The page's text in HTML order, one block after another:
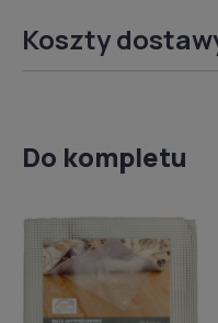
Koszty
Do kompletu